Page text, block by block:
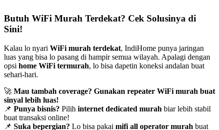
Butuh WiFi Murah Terdekat? Cek Solusinya di
Sini!
Kalau lo nyari WiFi murah terdekat, IndiHome punya jaringan
luas yang bisa lo pasang di hampir semua wilayah. Apalagi dengan
opsi home WiFi termurah, lo bisa dapetin koneksi andalan buat
sehari-hari.
🚀 Mau tambah coverage? Gunakan repeater WiFi murah buat
sinyal lebih luas!
📌 Punya bisnis? Pilih internet dedicated murah biar lebih stabil
buat transaksi online!
📌 Suka bepergian? Lo bisa pakai mifi all operator murah buat